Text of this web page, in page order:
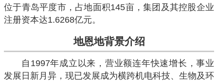
位于青岛平度市，占地面积145亩，集团及其控股企业
注册资本达1.6268亿元。
地恩地背景介绍
自1997年成立以来，营业额连年快速增长，事业
发展日新月异，现已发展成为横跨机电科技、生物及环